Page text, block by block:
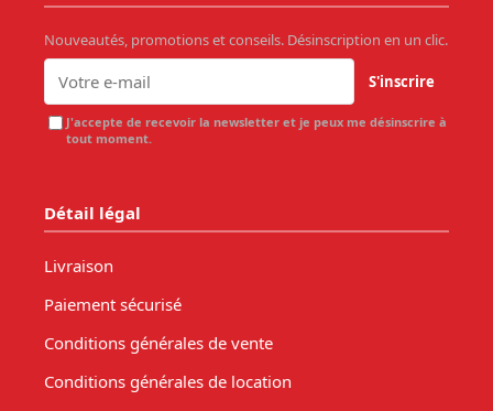
Nouveautés, promotions et conseils. Désinscription en un clic.
S'inscrire
J'accepte de recevoir la newsletter et je peux me désinscrire à
tout moment.
Détail légal
Livraison
Paiement sécurisé
Conditions générales de vente
Conditions générales de location